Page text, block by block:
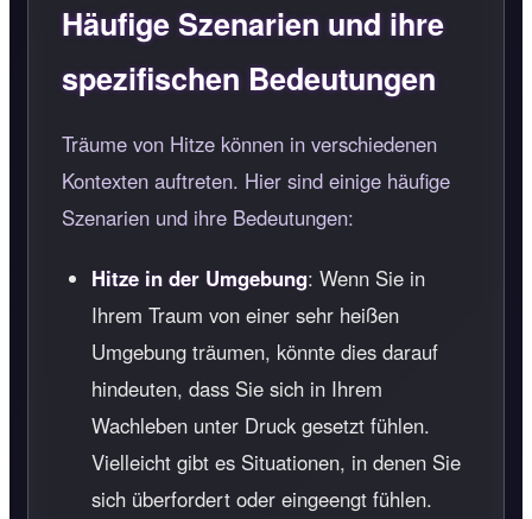
Häufige Szenarien und ihre
spezifischen Bedeutungen
Träume von Hitze können in verschiedenen
Kontexten auftreten. Hier sind einige häufige
Szenarien und ihre Bedeutungen:
Hitze in der Umgebung: Wenn Sie in
Ihrem Traum von einer sehr heißen
Umgebung träumen, könnte dies darauf
hindeuten, dass Sie sich in Ihrem
Wachleben unter Druck gesetzt fühlen.
Vielleicht gibt es Situationen, in denen Sie
sich überfordert oder eingeengt fühlen.